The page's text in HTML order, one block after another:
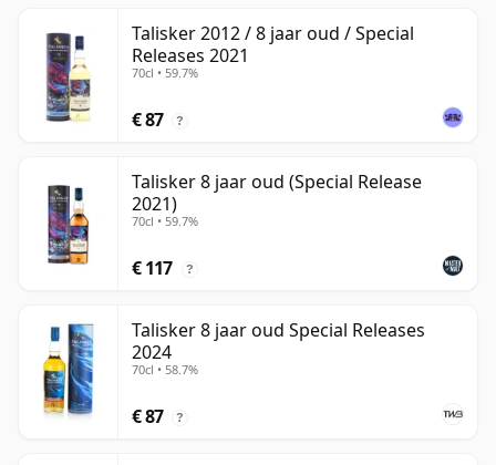
Talisker 2012 / 8 jaar oud / Special
Releases 2021
70cl • 59.7%
€ 87 ?
Talisker 8 jaar oud (Special Release
2021)
70cl • 59.7%
€ 117 ?
Talisker 8 jaar oud Special Releases
2024
70cl • 58.7%
€ 87 ?